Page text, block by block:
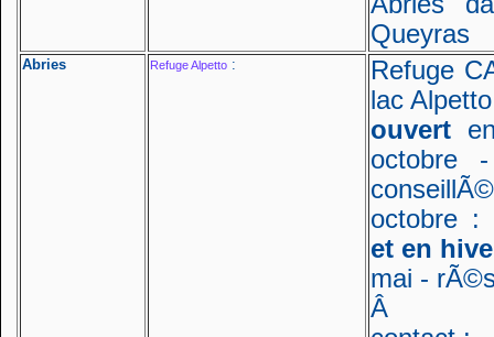
Queyras
Abries Refuge Alpetto :
Refuge
lac
ouvert
octobre
octobre :
et en
mai -
Â